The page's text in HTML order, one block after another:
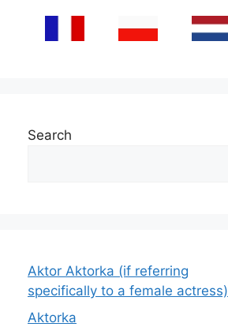
Search
Aktor Aktorka (if referring
specifically to a female actress)
Aktorka